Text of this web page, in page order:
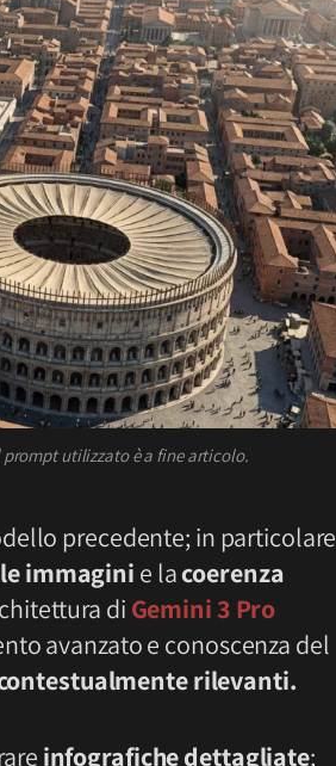
utilizzato è a fine articolo.
precedente; in particolare
immagini e lacoerenza
di Gemini 3 Pro
avanzato e conoscenza del
rilevanti.
infografiche dettagliate;